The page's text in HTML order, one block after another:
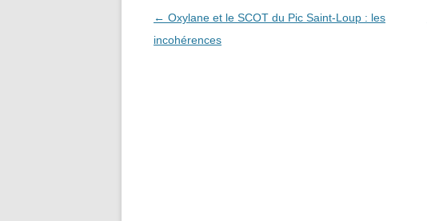
Navigation
des
← Oxylane et le SCOT du Pic Saint-Loup : les
incohérences